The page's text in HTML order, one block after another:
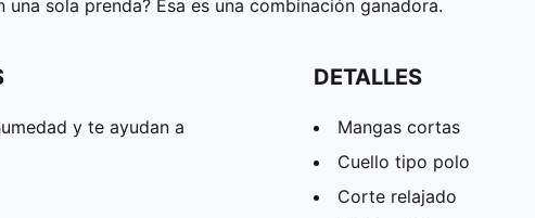
sola prenda? Esa es una combinación ganadora.
y te ayudan a
DETALLES
Mangas cortas
Cuello tipo polo
Corte relajado